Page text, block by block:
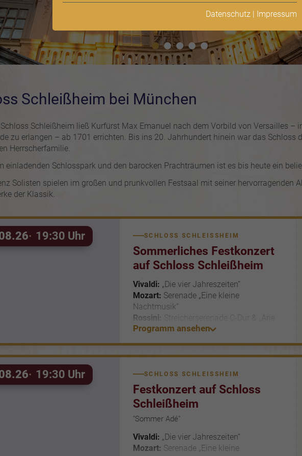
Datenschutz | Impressum
Schleißheim bei München
Schloss Schleißheim ließ Kurfürst Max Emanuel nach dem Vorbild von Versailles –
zu erlangen – ab 1701 errichten. Bis ins 20. Jahrhundert hinein war das Schloss
Herrscherfamilie.
einladenden Schlosspark und den barocken Prachträumen ist es bis heute ein
Solisten spielen im großen und prunkvollen Festsaal mit seiner hervorragenden
der Klassik.
19:30 Uhr SCHLOSS SCHLEISSHEIM
Sommerliches Festkonzert
auf Schloss Schleißheim
Vivaldi: „Die vier Jahreszeiten“
Mozart: Serenade „Eine kleine
Nachtmusik“
Rossini: Streicherserenade C-Dur & „Arie
des Figaro“
Simon Zhu - Violine * & Residenz-
2023
Ein sommerliches Festkonzert auf
Schloss Schleißheim: Die Abendluft steht
Himmel spannt sich weit über das
Gartenparterre, und noch bevor der erste
Programm ansehen
19:30 Uhr SCHLOSS SCHLEISSHEIM
Festkonzert auf Schloss
Schleißheim
"Sommer Adé"
Vivaldi: „Die vier Jahreszeiten“
Mozart: Serenade „Eine kleine